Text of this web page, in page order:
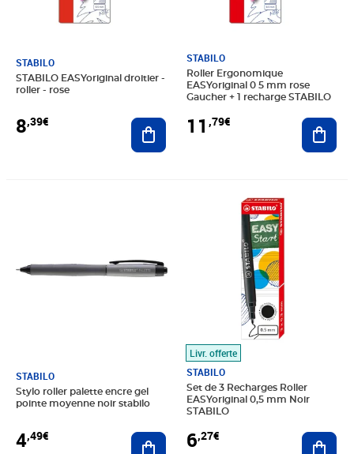
STABILO
STABILO EASYoriginal droitier -
roller - rose
8,39€ Ajouter au panier
STABILO
Roller Ergonomique
EASYoriginal 0 5 mm rose
Gaucher + 1 recharge STABILO
11 ,79€
STABILO
Stylo roller palette encre gel
pointe moyenne noir stabilo
4,49€ Ajouter au panier
Livr. offerte
STABILO
Set de 3 Recharges Roller
EASYoriginal 0,5 mm Noir
STABILO
6,27€